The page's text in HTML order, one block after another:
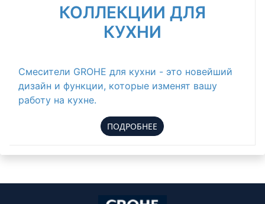
КОЛЛЕКЦИИ ДЛЯ
КУХНИ
Смесители GROHE для кухни - это новейший
дизайн и функции, которые изменят вашу
работу на кухне.
ПОДРОБНЕЕ